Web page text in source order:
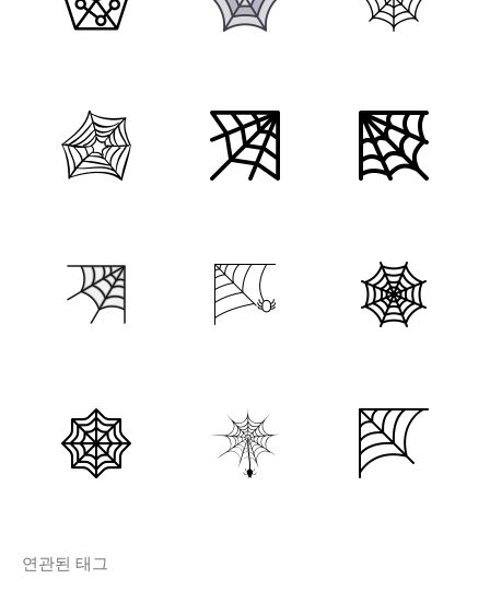
연관된 태그